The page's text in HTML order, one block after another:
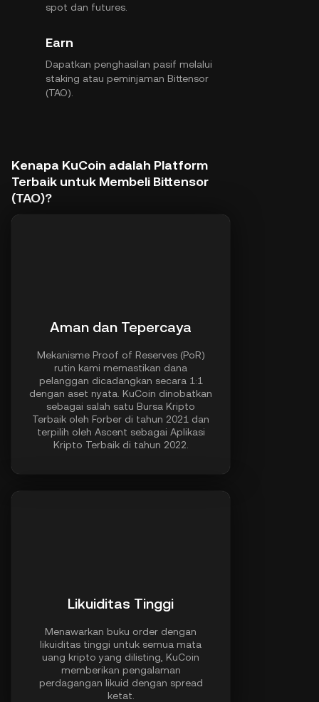
spot dan futures.
Earn
Dapatkan penghasilan pasif melalui
staking atau peminjaman Bittensor
(TAO).
Kenapa KuCoin adalah Platform
Terbaik untuk Membeli Bittensor
(TAO)?
Aman dan Tepercaya
Mekanisme Proof of Reserves (PoR)
rutin kami memastikan dana
pelanggan dicadangkan secara 1:1
dengan aset nyata. KuCoin dinobatkan
sebagai salah satu Bursa Kripto
Terbaik oleh Forber di tahun 2021 dan
terpilih oleh Ascent sebagai Aplikasi
Kripto Terbaik di tahun 2022.
Likuiditas Tinggi
Menawarkan buku order dengan
likuiditas tinggi untuk semua mata
uang kripto yang dilisting, KuCoin
memberikan pengalaman
perdagangan likuid dengan spread
ketat.